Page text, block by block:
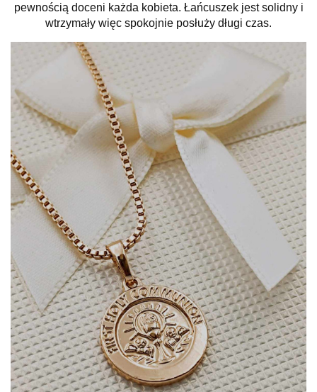
pewnością doceni każda kobieta. Łańcuszek jest solidny i
wtrzymały więc spokojnie posłuży długi czas.